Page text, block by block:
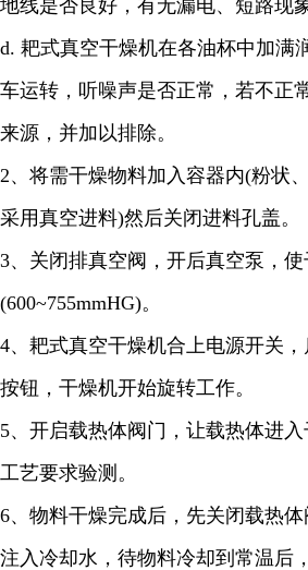
地线是否良好，有无漏电、短路现
d. 耙式真空干燥机在各油杯中加满
车运转，听噪声是否正常，若不正
来源，并加以排除。
2、将需干燥物料加入容器内(粉状
采用真空进料)然后关闭进料孔盖。
3、关闭排真空阀，开后真空泵，
(600~755mmHG)。
4、耙式真空干燥机合上电源开关
按钮，干燥机开始旋转工作。
5、开启载热体阀门，让载热体进
工艺要求验测。
6、物料干燥完成后，先关闭载热
注入冷却水，待物料冷却到常温后